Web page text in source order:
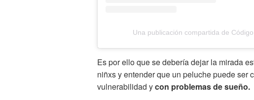
Una publicación compartida de
Es por ello que se debería dejar la mirada
niñxs y entender que un peluche puede ser
vulnerabilidad ycon problemas de sueño.